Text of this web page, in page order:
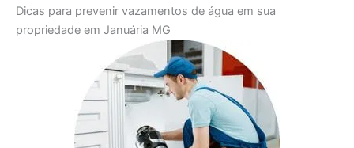
Dicas para prevenir vazamentos de água em sua
propriedade em Januária MG